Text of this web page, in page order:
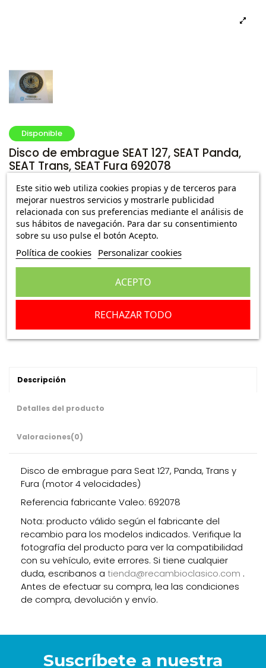
Disponible
Disco de embrague SEAT 127, SEAT Panda,
SEAT Trans, SEAT Fura 692078
Ref.: 770110 E246
69,00 € 8,49 €Envío Peninsula
Escribe una reseña
Descripción
Detalles del producto
Valoraciones(0)
Disco de embrague para Seat 127, Panda, Trans y
Fura (motor 4 velocidades)
Referencia fabricante Valeo: 692078
Nota: producto válido según el fabricante del
recambio para los modelos indicados. Verifique la
fotografía del producto para ver la compatibilidad
con su vehículo, evite errores. Si tiene cualquier
duda, escribanos a tienda@recambioclasico.com .
Antes de efectuar su compra, lea las condiciones
de compra, devolución y envío.
Suscríbete a nuestra
Este sitio web utiliza cookies propias y de terceros para
mejorar nuestros servicios y mostrarle publicidad
relacionada con sus preferencias mediante el análisis de
sus hábitos de navegación. Para dar su consentimiento
sobre su uso pulse el botón Acepto.
Política de cookies Personalizar cookies
RECHAZAR TODO
ACEPTO